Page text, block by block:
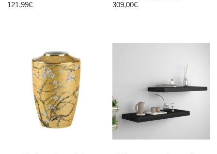
121,99€
Schlafcouch, Couch
309,00€